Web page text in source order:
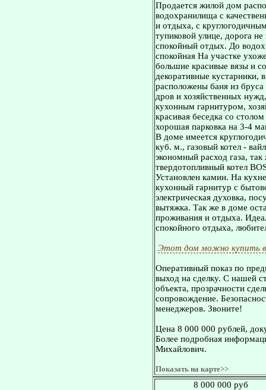
Продается жилой дом
водохранилища с
и отдыха, с
тупиковой улице, дорога
спокойный отдых. До
спокойная На участке
большие красивые вязы и
декоративные кустарники,
расположены баня из
дров и хозяйственных
кухонным гарнитуром,
красивая беседка со
хорошая парковка на 3-4
В доме имеется
куб. м., газовый котел -
экономный расход газа,
твердотопливный котел
Установлен камин. На
кухонный гарнитур с
электрическая духовка,
вытяжка. Так же в доме
проживания и отдыха.
спокойного отдыха,
Этот дом можно купить
Оперативный показ по
выход на сделку. С нашей
объекта, прозрачности
сопровождение.
менеджеров. Звоните!
Цена 8 000 000 рублей,
Более подробная
Михайлович.
Показать на карте>>
8 000 000 руб